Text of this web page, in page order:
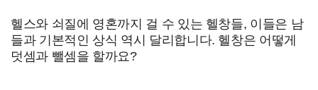
헬스와 쇠질에 영혼까지 걸 수 있는 헬창들, 이들은 남
들과 기본적인 상식 역시 달리합니다. 헬창은 어떻게
덧셈과 뺄셈을 할까요?